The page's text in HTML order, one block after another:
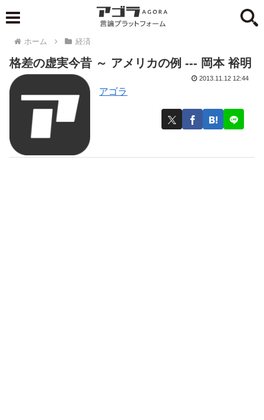
ホーム 経済
格差の虚実今昔 ～ アメリカの例 --- 岡本 裕明
アゴラ
2013.11.12 12:44